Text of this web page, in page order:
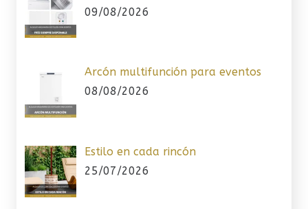
09/08/2026
Arcón multifunción para eventos
08/08/2026
Estilo en cada rincón
25/07/2026